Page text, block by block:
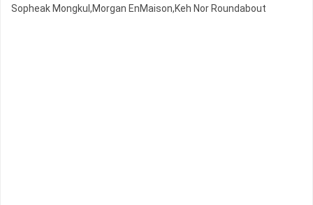
Sopheak Mongkul,Morgan EnMaison,Keh Nor Roundabout